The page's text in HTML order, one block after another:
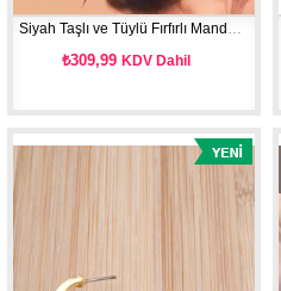
Siyah Taşlı ve Tüylü Fırfırlı Mandal Toka Orta Boy
₺309,99KDV Dahil